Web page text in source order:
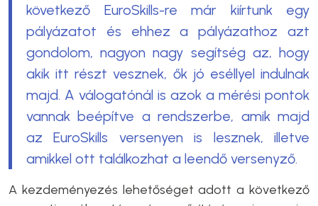
következő EuroSkills-re már kiírtunk egy
pályázatot és ehhez a pályázathoz azt
gondolom, nagyon nagy segítség az, hogy
akik itt részt vesznek, ők jó eséllyel indulnak
majd. A válogatónál is azok a mérési pontok
vannak beépítve a rendszerbe, amik majd
az EuroSkills versenyen is lesznek, illetve
amikkel ott találkozhat a leendő versenyző.
A kezdeményezés lehetőséget adott a következő